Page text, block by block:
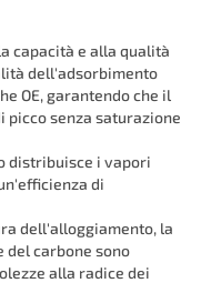
capacità e alla qualità
dell'adsorbimento
OE, garantendo che il
senza saturazione
distribuisce i vapori
di
dell'alloggiamento, la
carbone sono
alla radice dei